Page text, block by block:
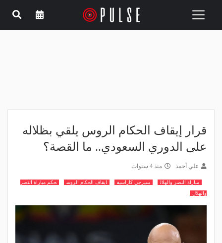
Toggle
قرار إيقاف الحكام الروس يلقي بظلاله
على الدوري السعودي.. ما القصة؟
علي أحمد منذ 4 سنوات
مباراة النصر والهلال سيرجي كاراسيف ايقاف الحكام الروس
حكم مباراة النصر
والهلال